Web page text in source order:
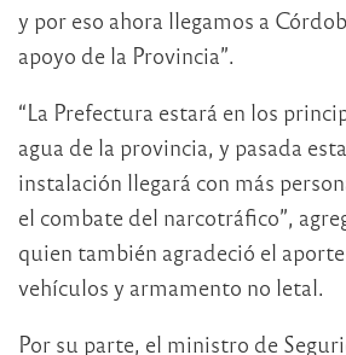
y por eso ahora llegamos a
apoyo de la Provincia”.
“La Prefectura estará en los
agua de la provincia, y pasada
instalación llegará con más
el combate del narcotráfico”,
quien también agradeció el
vehículos y armamento no letal.
Por su parte, el ministro de